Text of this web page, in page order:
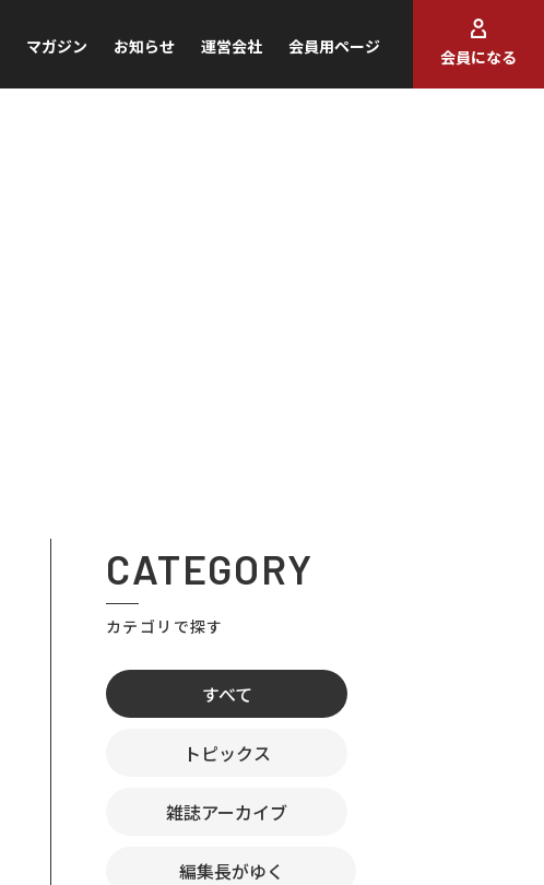
マガジン お知らせ 運営会社 会員用ページ
会員になる
CATEGORY
カテゴリで探す
すべて
トピックス
雑誌アーカイブ
編集長がゆく